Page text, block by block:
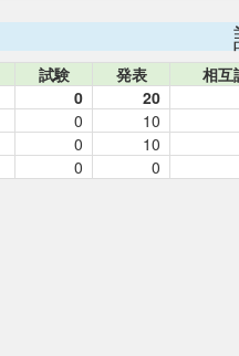
試験 発表
相互
0
20
0
10
0
10
0 0